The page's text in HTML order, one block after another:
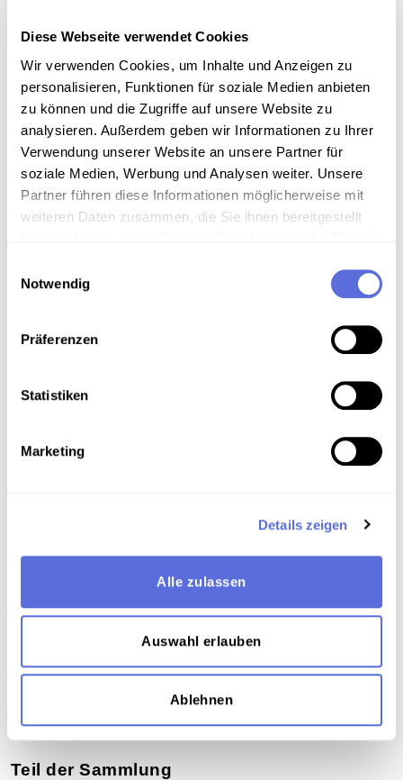
Diese Webseite verwendet Cookies
Wir verwenden Cookies, um Inhalte und Anzeigen zu
personalisieren, Funktionen für soziale Medien anbieten
zu können und die Zugriffe auf unsere Website zu
analysieren. Außerdem geben wir Informationen zu Ihrer
Verwendung unserer Website an unsere Partner für
soziale Medien, Werbung und Analysen weiter. Unsere
Partner führen diese Informationen möglicherweise mit
weiteren Daten zusammen, die Sie ihnen bereitgestellt
Notwendig
Präferenzen
Statistiken
Marketing
Details zeigen
Alle zulassen
Auswahl erlauben
Ablehnen
Information
Inhalt
Humbert Fink liest bis 39:45 "Ein Israel für die
Christen" aus: "Das Heilige Land. Von Galiläa bis
zum Sinai", ab 41:10 Lesung: "Lourdes" aus: "Auf
Pilgerstraßen durch Europa - Ein Engel fliegt über
den Kontinent".
Sammlung Audio-Eigenaufnahmen der Österreichischen
Art der Aufnahme
Download
Gesellschaft,Literatur,Prosa,Religion,Soziales,
Unveröffentlichte Eigenaufnahme der
Österreichischen Mediathek
Teil der Sammlung